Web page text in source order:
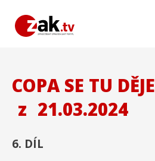
COPA SE TU DĚJE
z 21.03.2024
6. DÍL